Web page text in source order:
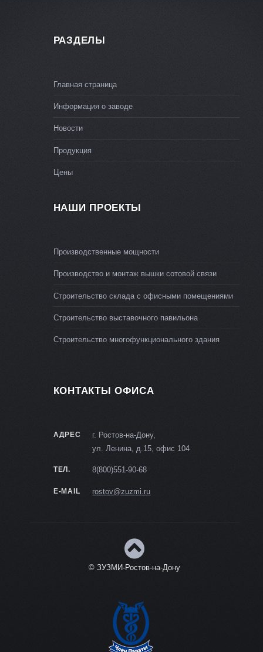
РАЗДЕЛЫ
Главная страница
Информация о заводе
Новости
Продукция
Цены
НАШИ ПРОЕКТЫ
Производственные мощности
Производство и монтаж вышки сотовой связи
Строительство склада с офисными помещениями
Строительство выставочного павильона
Строительство многофункционального здания
КОНТАКТЫ ОФИСА
АДРЕС
г. Ростов-на-Дону,
ул. Ленина, д.15, офис 104
ТЕЛ. 8(800)551-90-68
E-MAIL rostov@zuzmi.ru
© ЗУЗМИ-Ростов-на-Дону